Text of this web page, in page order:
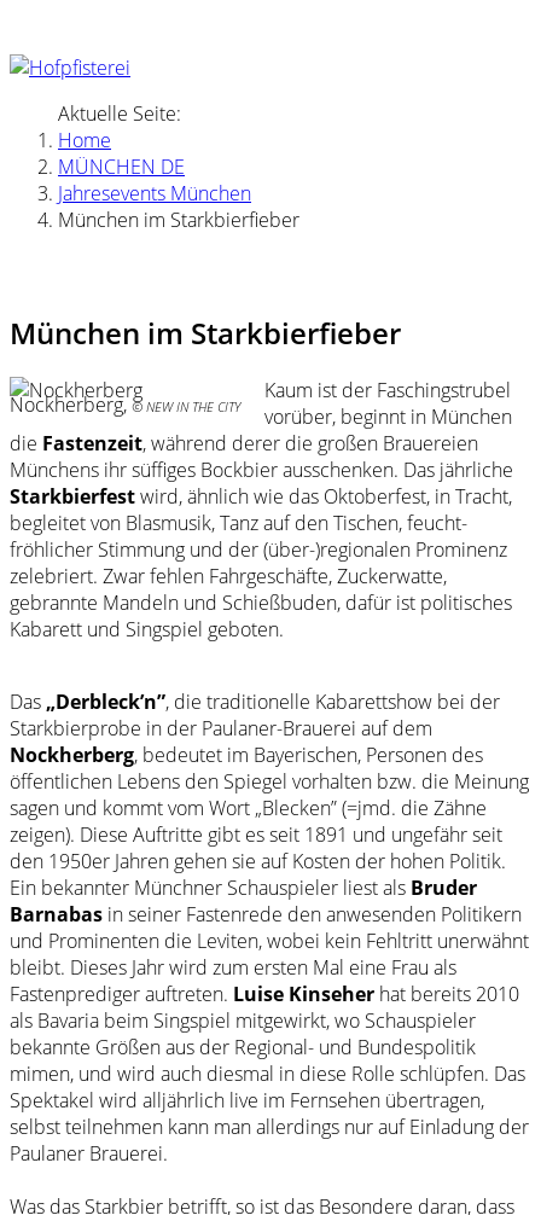
Aktuelle Seite:
Home
MÜNCHEN DE
Jahresevents München
München im Starkbierfieber
München im Starkbierfieber
Nockherberg,© NEW IN THE CITY
Kaum ist der Faschingstrubel
vorüber, beginnt in München
die Fastenzeit, während derer die großen Brauereien
Münchens ihr süffiges Bockbier ausschenken. Das jährliche
Starkbierfestwird, ähnlich wie das Oktoberfest, in Tracht,
begleitet von Blasmusik, Tanz auf den Tischen, feucht-
fröhlicher Stimmung und der (über-)regionalen Prominenz
zelebriert. Zwar fehlen Fahrgeschäfte, Zuckerwatte,
gebrannte Mandeln und Schießbuden, dafür ist politisches
Kabarett und Singspiel geboten.
Das „Derbleck’n”, die traditionelle Kabarettshow bei der
Starkbierprobe in der Paulaner-Brauerei auf dem
Nockherberg, bedeutet im Bayerischen, Personen des
öffentlichen Lebens den Spiegel vorhalten bzw. die Meinung
sagen und kommt vom Wort „Blecken” (=jmd. die Zähne
zeigen). Diese Auftritte gibt es seit 1891 und ungefähr seit
den 1950er Jahren gehen sie auf Kosten der hohen Politik.
Ein bekannter Münchner Schauspieler liest als Bruder
Barnabas in seiner Fastenrede den anwesenden Politikern
und Prominenten die Leviten, wobei kein Fehltritt unerwähnt
bleibt. Dieses Jahr wird zum ersten Mal eine Frau als
Fastenprediger auftreten. Luise Kinseher hat bereits 2010
als Bavaria beim Singspiel mitgewirkt, wo Schauspieler
bekannte Größen aus der Regional- und Bundespolitik
mimen, und wird auch diesmal in diese Rolle schlüpfen. Das
Spektakel wird alljährlich live im Fernsehen übertragen,
selbst teilnehmen kann man allerdings nur auf Einladung der
Paulaner Brauerei.
Was das Starkbier betrifft, so ist das Besondere daran, dass